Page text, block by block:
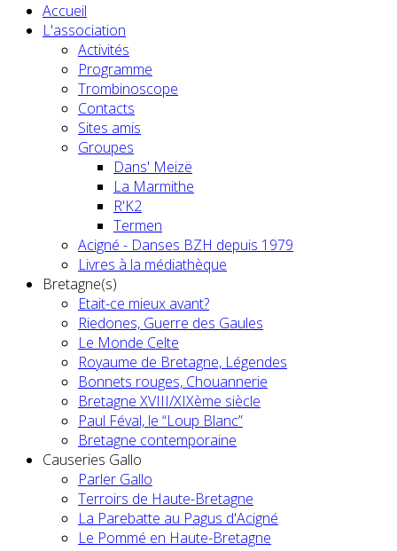
Accueil
L'association
Activités
Programme
Trombinoscope
Contacts
Sites amis
Groupes
Dans' Meizë
La Marmithe
R'K2
Termen
Acigné - Danses BZH depuis 1979
Livres à la médiathèque
Bretagne(s)
Etait-ce mieux avant?
Riedones, Guerre des Gaules
Le Monde Celte
Royaume de Bretagne, Légendes
Bonnets rouges, Chouannerie
Bretagne XVIII/XIXème siècle
Paul Féval, le “Loup Blanc”
Bretagne contemporaine
Causeries Gallo
Parler Gallo
Terroirs de Haute-Bretagne
La Parebatte au Pagus d'Acigné
Le Pommé en Haute-Bretagne